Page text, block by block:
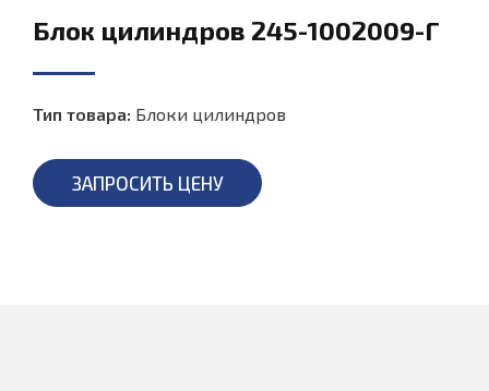
Блок цилиндров 245-1002009-Г
Тип товара: Блоки цилиндров
ЗАПРОСИТЬ ЦЕНУ